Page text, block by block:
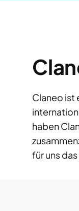
Claneo ist
haben
für uns